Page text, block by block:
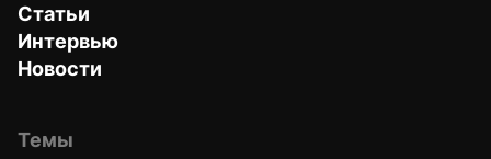
Статьи
Интервью
Новости
Темы